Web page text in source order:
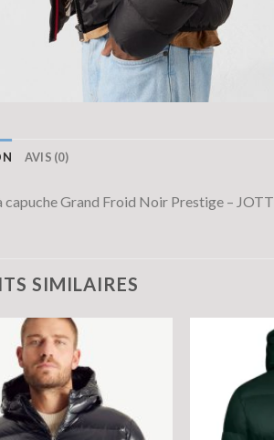
AVIS (0)
capuche Grand Froid Noir Prestige – JOTT
SIMILAIRES